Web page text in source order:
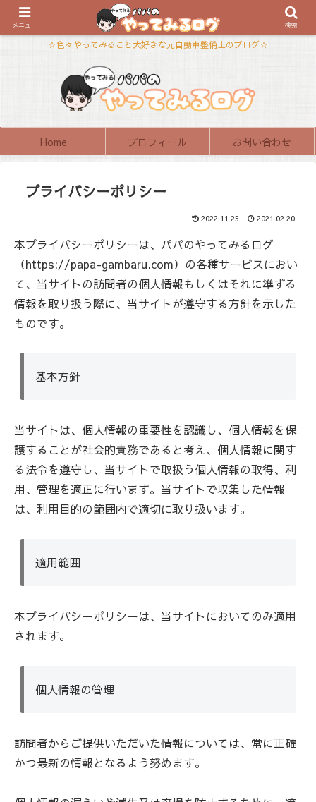
☆色々やってみること大好きな元自動車整備士のブログ☆
Home プロフィール お問い合わせ
プライバシーポリシー
2022.11.25 2021.02.20
本プライバシーポリシーは、パパのやってみるログ
（https://papa-gambaru.com）の各種サービスにおい
て、当サイトの訪問者の個人情報もしくはそれに準ずる
情報を取り扱う際に、当サイトが遵守する方針を示した
ものです。
基本方針
当サイトは、個人情報の重要性を認識し、個人情報を保
護することが社会的責務であると考え、個人情報に関す
る法令を遵守し、当サイトで取扱う個人情報の取得、利
用、管理を適正に行います。当サイトで収集した情報
は、利用目的の範囲内で適切に取り扱います。
適用範囲
本プライバシーポリシーは、当サイトにおいてのみ適用
されます。
個人情報の管理
訪問者からご提供いただいた情報については、常に正確
かつ最新の情報となるよう努めます。
メニュー 検索